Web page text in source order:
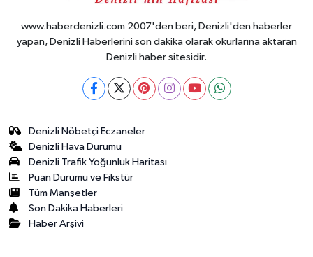
www.haberdenizli.com 2007'den beri, Denizli'den haberler
yapan, Denizli Haberlerini son dakika olarak okurlarına aktaran
Denizli haber sitesidir.
Denizli Nöbetçi Eczaneler
Denizli Hava Durumu
Denizli Trafik Yoğunluk Haritası
Puan Durumu ve Fikstür
Tüm Manşetler
Son Dakika Haberleri
Haber Arşivi